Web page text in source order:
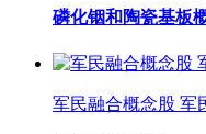
磷化铟和陶瓷基板
军民融合概念股 军